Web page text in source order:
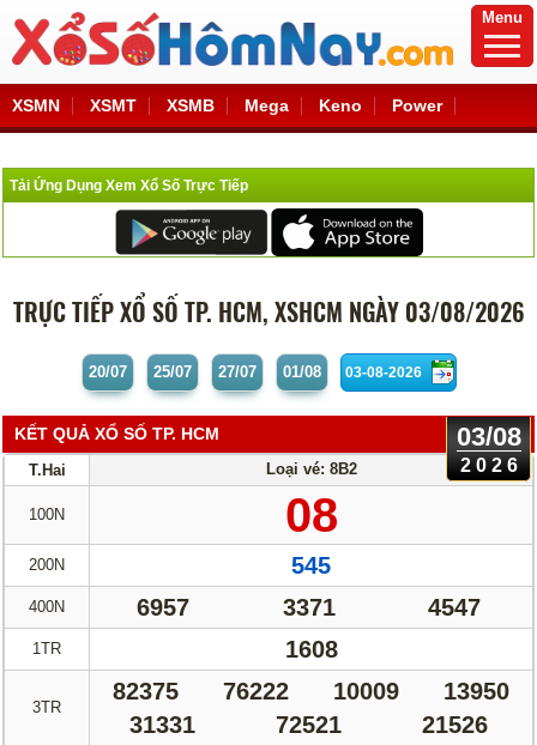
Menu
XSMN XSMT XSMB Mega Keno Power
Tải Ứng Dụng Xem Xổ Số Trực Tiếp
TRỰC TIẾP XỔ SỐ TP. HCM, XSHCM NGÀY 03/08/2026
20/07 25/07 27/07 01/08
KẾT QUẢ XỔ SỐ TP. HCM 03/08
2026
T.Hai Loại vé: 8B2
100N 08
200N 545
400N 6957 3371 4547
1TR 1608
3TR
82375 76222 10009
13950
31331
72521 21526